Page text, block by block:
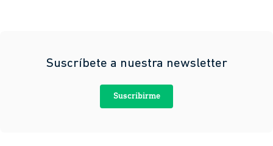
Suscríbete a nuestra newsletter
Suscribirme